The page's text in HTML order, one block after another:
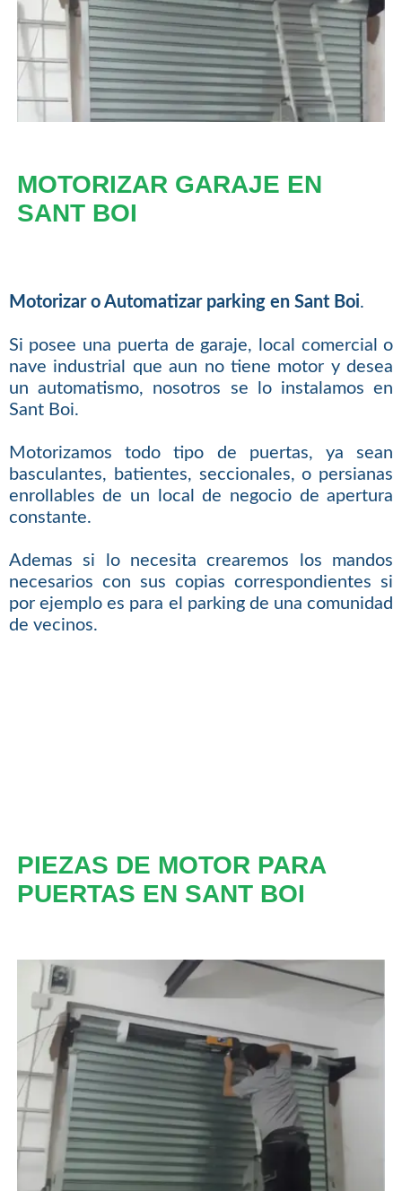
MOTORIZAR GARAJE EN
SANT BOI
Motorizar o Automatizar parking en Sant Boi.
Si posee una puerta de garaje, local comercial o
nave industrial que aun no tiene motor y desea
un automatismo, nosotros se lo instalamos en
Sant Boi.
Motorizamos todo tipo de puertas, ya sean
basculantes, batientes, seccionales, o persianas
enrollables de un local de negocio de apertura
constante.
Ademas si lo necesita crearemos los mandos
necesarios con sus copias correspondientes si
por ejemplo es para el parking de una comunidad
de vecinos.
PIEZAS DE MOTOR PARA
PUERTAS EN SANT BOI